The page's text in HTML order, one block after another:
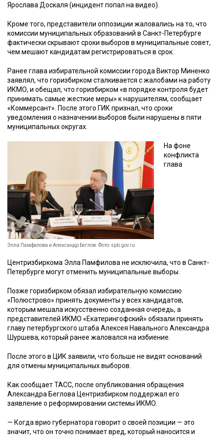
Ярослава Доскаля (инцидент попал на видео).
Кроме того, представители оппозиции жаловались на то, что
комиссии муниципальных образований в Санкт-Петербурге
фактически скрывают сроки выборов в муниципальные совет,
чем мешают кандидатам регистрироваться в срок.
Ранее глава избирательной комиссии города Виктор Миненко
заявлял, что горизбирком сталкивается с жалобами на работу
ИКМО, и обещал, что горизбирком «в порядке контроля будет
принимать самые жесткие меры» к нарушителям, сообщает
«Коммерсант». После этого ГИК признал, что сроки
уведомления о назначении выборов были нарушены в пяти
муниципальных округах.
Элла Памфилова и Александр Беглов. Фото: spb.gov.ru
На фоне
конфликта
глава
Центризбиркома Элла Памфилова не исключила, что в Санкт-
Петербурге могут отменить муниципальные выборы.
Позже горизбирком обязал избирательную комиссию
«Полюстрово» принять документы у всех кандидатов,
которым мешала искусственно созданная очередь, а
представителей ИКМО «Екатерингофский» обязали принять
главу петербургского штаба Алексея Навального Александра
Шуршева, который ранее жаловался на избиение.
После этого в ЦИК заявили, что больше не видят оснований
для отмены муниципальных выборов.
Как сообщает ТАСС, после опубликования обращения
Александра Беглова Центризбирком поддержал его
заявление о реформировании системы ИКМО.
— Когда врио губернатора говорит о своей позиции — это
значит, что он точно понимает вред, который наносится и